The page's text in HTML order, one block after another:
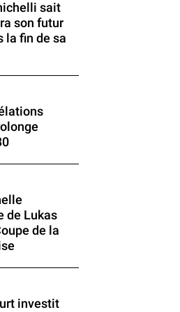
sait
son futur
la fin de sa
de Lukas
de la
investit